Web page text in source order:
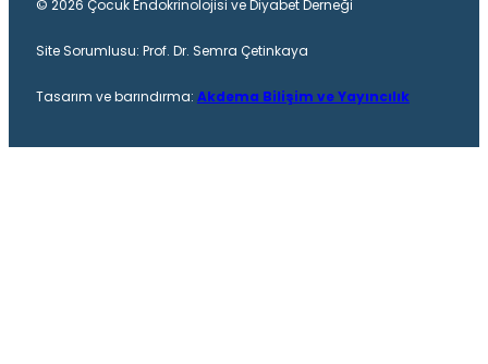
© 2026 Çocuk Endokrinolojisi ve Diyabet Derneği
Site Sorumlusu: Prof. Dr. Semra Çetinkaya
Tasarım ve barındırma: Akdema Bilişim ve Yayıncılık